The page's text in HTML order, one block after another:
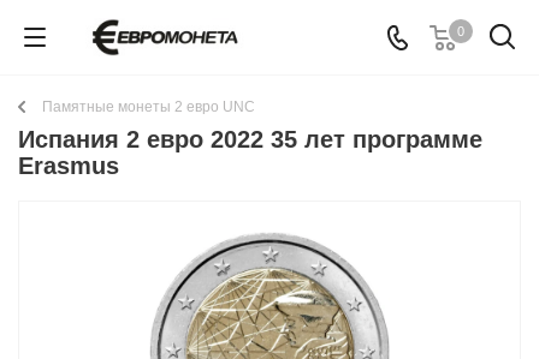
0
Памятные монеты 2 евро UNC
Испания 2 евро 2022 35 лет программе
Erasmus